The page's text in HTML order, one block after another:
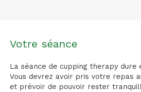
Votre séance
La séance de cupping therapy dure
Vous devrez avoir pris votre repas
et prévoir de pouvoir rester